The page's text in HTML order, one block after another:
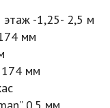
-1,25- 2,5 м
мм
174 мм